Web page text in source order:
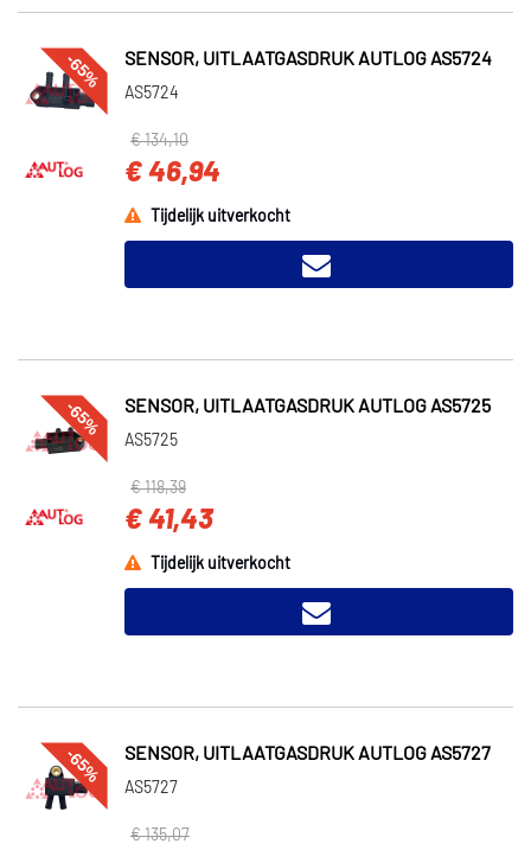
-65% SENSOR, UITLAATGASDRUK AUTLOG AS5724
AS5724
€ 134,10
€ 46,94
Tijdelijk uitverkocht
-65% SENSOR, UITLAATGASDRUK AUTLOG AS5725
AS5725
€ 118,39
€ 41,43
Tijdelijk uitverkocht
-65% SENSOR, UITLAATGASDRUK AUTLOG AS5727
AS5727
€ 135,07